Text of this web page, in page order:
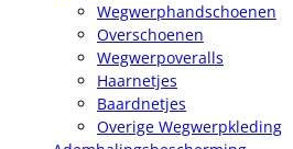
Wegwerphandschoenen
Overschoenen
Wegwerpoveralls
Haarnetjes
Baardnetjes
Overige Wegwerpkleding